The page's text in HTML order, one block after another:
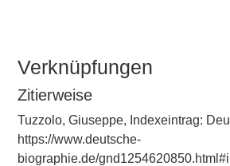
Verknüpfungen
Zitierweise
Tuzzolo, Giuseppe, Indexeintrag:
https://www.deutsche-
biographie.de/